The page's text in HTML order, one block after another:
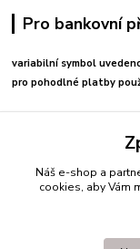
Pro bankovní
variabilní symbol
pro pohodlné platby
+420
Náš e-shop a
cookies, aby Vám